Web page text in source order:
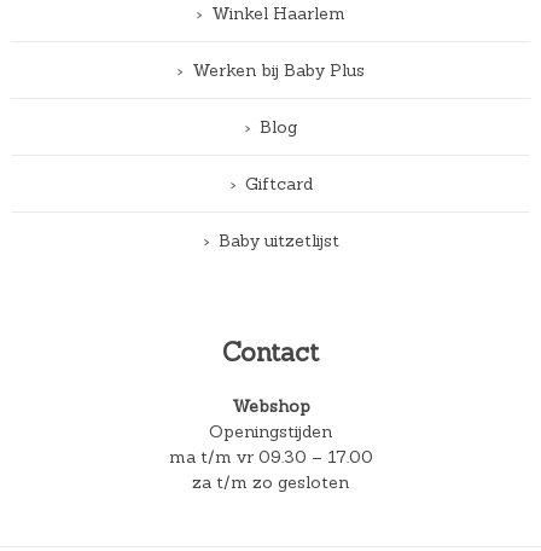
Winkel Haarlem
Werken bij Baby Plus
Blog
Giftcard
Baby uitzetlijst
Contact
Webshop
Openingstijden
ma t/m vr 09.30 – 17.00
za t/m zo gesloten